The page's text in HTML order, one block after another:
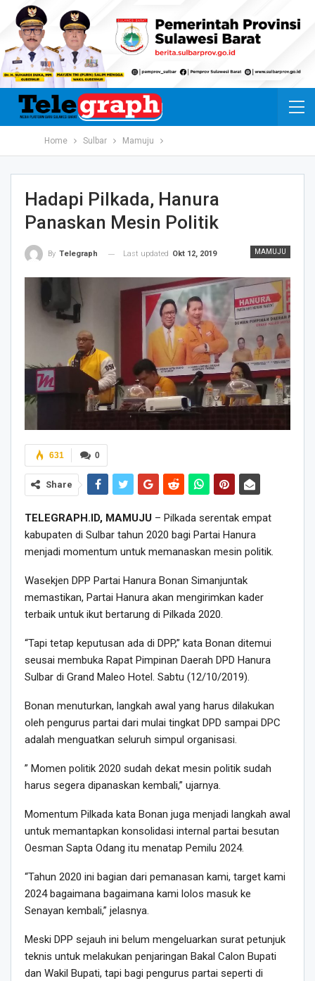
Home Sulbar Mamuju
Hadapi Pilkada, Hanura
Panaskan Mesin Politik
MAMUJU
By Telegraph Last updated Okt 12, 2019
0
631
Share
TELEGRAPH.ID, MAMUJU – Pilkada serentak empat
kabupaten di Sulbar tahun 2020 bagi Partai Hanura
menjadi momentum untuk memanaskan mesin politik.
Wasekjen DPP Partai Hanura Bonan Simanjuntak
memastikan, Partai Hanura akan mengirimkan kader
terbaik untuk ikut bertarung di Pilkada 2020.
“Tapi tetap keputusan ada di DPP,” kata Bonan ditemui
seusai membuka Rapat Pimpinan Daerah DPD Hanura
Sulbar di Grand Maleo Hotel. Sabtu (12/10/2019).
Bonan menuturkan, langkah awal yang harus dilakukan
oleh pengurus partai dari mulai tingkat DPD sampai DPC
adalah menguatkan seluruh simpul organisasi.
” Momen politik 2020 sudah dekat mesin politik sudah
harus segera dipanaskan kembali,” ujarnya.
Momentum Pilkada kata Bonan juga menjadi langkah awal
untuk memantapkan konsolidasi internal partai besutan
Oesman Sapta Odang itu menatap Pemilu 2024.
“Tahun 2020 ini bagian dari pemanasan kami, target kami
2024 bagaimana bagaimana kami lolos masuk ke
Senayan kembali,” jelasnya.
Meski DPP sejauh ini belum mengeluarkan surat petunjuk
teknis untuk melakukan penjaringan Bakal Calon Bupati
dan Wakil Bupati, tapi bagi pengurus partai seperti di